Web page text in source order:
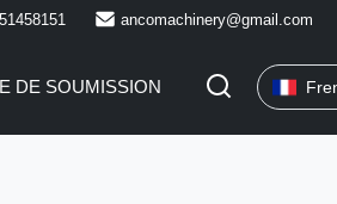
ancomachinery@gmail.com
DE SOUMISSION